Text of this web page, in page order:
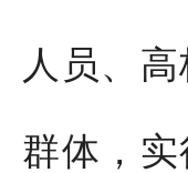
人员、
群体，